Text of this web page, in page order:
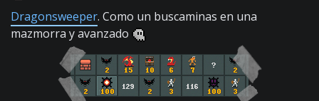
Dragonsweeper. Como un buscaminas en una
mazmorra y avanzado